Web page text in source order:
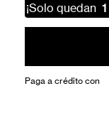
¡Solo quedan 1
Paga a crédito con